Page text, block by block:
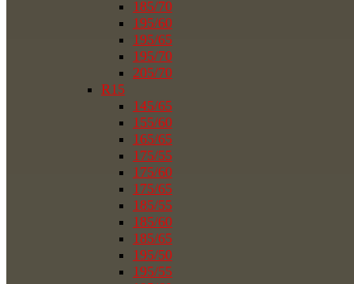
185/70
195/60
195/65
195/70
205/70
R15
145/65
155/60
165/65
175/55
175/60
175/65
185/55
185/60
185/65
195/50
195/55